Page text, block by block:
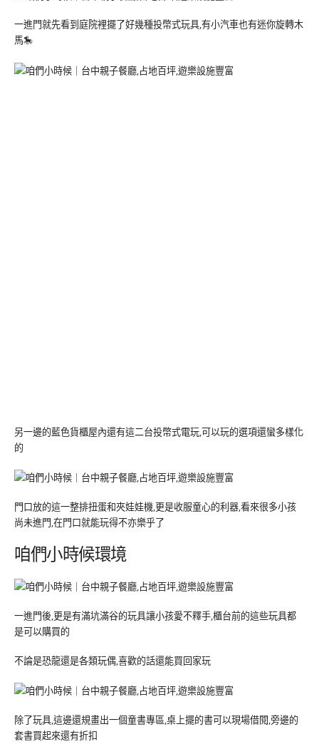
一進門就先看到庭院裡擺了好幾種投幣式玩具,有小汽車也有迷你旋轉木
馬🎠
另一邊的藍色貨櫃屋內還有這二台投幣式電玩,可以玩的選項還蠻多樣化
的
門口放的這一整排扭蛋和夾娃娃機,更是收服童心的利器,看來很多小孩
尚未進門,在門口就能玩得不亦樂乎了
咱們小時候環境
一進門後,更是有滿坑滿谷的玩具讓小孩愛不釋手,櫃台前的這些玩具都
是可以購買的
不論是恐龍還是各類玩偶,喜歡的話還能買回家玩
除了玩具,這邊還規畫出一個童書專區,桌上擺的書可以現場借閱,旁邊的
套書買起來還有折扣